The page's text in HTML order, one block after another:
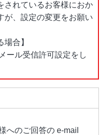
されているお客様におか
が、設定の変更をお願い
場合】
ール受信許可設定をし
へのご回答の e-mail